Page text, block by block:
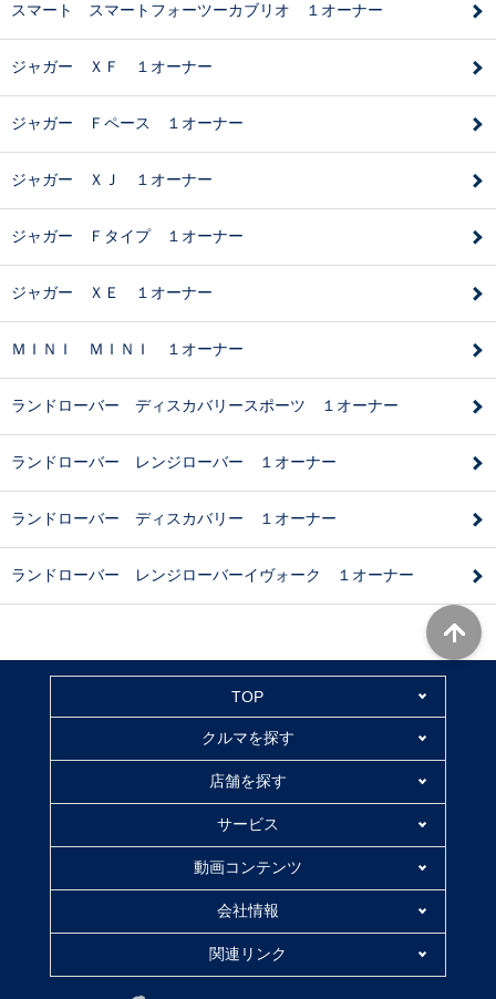
スマート スマートフォーツーカブリオ １オーナー
ジャガー ＸＦ １オーナー
ジャガー Ｆペース １オーナー
ジャガー ＸＪ １オーナー
ジャガー Ｆタイプ １オーナー
ジャガー ＸＥ １オーナー
ＭＩＮＩ ＭＩＮＩ １オーナー
ランドローバー ディスカバリースポーツ １オーナー
ランドローバー レンジローバー １オーナー
ランドローバー ディスカバリー １オーナー
ランドローバー レンジローバーイヴォーク １オーナー
TOP
クルマを探す
店舗を探す
サービス
動画コンテンツ
会社情報
関連リンク